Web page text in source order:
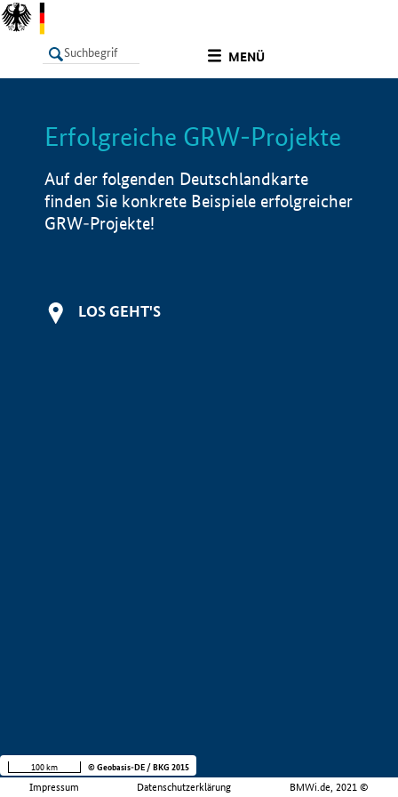
MENÜ
LISTE Info
Erfolgreiche GRW-Projekte
Auf der folgenden Deutschlandkarte
finden Sie konkrete Beispiele erfolgreicher
GRW-Projekte!
LOS GEHT'S
Impressum Datenschutzerklärung BMWi.de, 2021 ©
100 km © Geobasis-DE / BKG 2015